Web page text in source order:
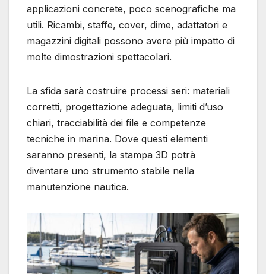
applicazioni concrete, poco scenografiche ma
utili. Ricambi, staffe, cover, dime, adattatori e
magazzini digitali possono avere più impatto di
molte dimostrazioni spettacolari.
La sfida sarà costruire processi seri: materiali
corretti, progettazione adeguata, limiti d’uso
chiari, tracciabilità dei file e competenze
tecniche in marina. Dove questi elementi
saranno presenti, la stampa 3D potrà
diventare uno strumento stabile nella
manutenzione nautica.